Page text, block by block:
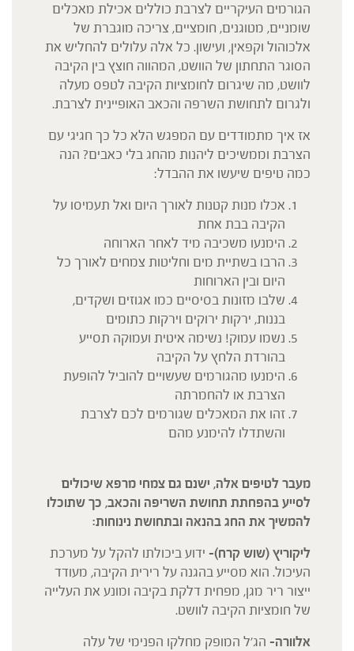
הגורמים העיקריים לצרבת כוללים אכילת מאכלים
שומניים, מטוגנים, חומציים, צריכה מוגברת של
אלכוהול וקפאין, ועישון. כל אלה עלולים להחליש את
הסוגר התחתון של הוושט, המהווה חוצץ בין הקיבה
לוושט, מה שיגרום לחומציות הקיבה לטפס מעלה
ולגרום לתחושת השרפה והכאב האופיינית לצרבת.
אז איך מתמודדים עם המפגש הלא כל כך חגיגי עם
הצרבת וממשיכים ליהנות מהחג בלי כאבים? הנה
כמה טיפים שיעשו את ההבדל:
אכלו מנות קטנות לאורך היום ואל תעמיסו על
הקיבה בבת אחת
הימנעו משכיבה מיד לאחר הארוחה
הרבו בשתיית מים וחליטות צמחים לאורך כל
היום ובין הארוחות
שלבו מזונות בסיסיים כמו אגוזים ושקדים,
בננות, ירקות ירוקים וירקות כתומים
נשמו עמוק! נשימה איטית ועמוקה תסייע
בהורדת הלחץ על הקיבה
הימנעו מהגורמים שעשויים להוביל להופעת
הצרבת או להחמרתה
זהו את המאכלים שגורמים לכם לצרבת
והשתדלו להימנע מהם
מעבר לטיפים אלה, ישנם גם צמחי מרפא שיכולים
לסייע בהפחתת תחושת השריפה והכאב, כך שתוכלו
להמשיך את החג בהנאה ובתחושת נינוחות:
ליקוריץ (שוש קרח)- ידוע ביכולתו להקל על מערכת
העיכול. הוא מסייע בהגנה על רירית הקיבה, מעודד
ייצור ריר מגן, מפחית דלקת בקיבה ומונע את העלייה
של חומציות הקיבה לוושט.
אלוורה- הג'ל המופק מחלקו הפנימי של עלה